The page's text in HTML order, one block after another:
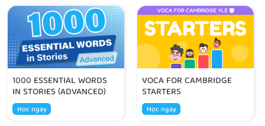
1000 ESSENTIAL WORDS
IN STORIES (ADVANCED)
Học ngay
VOCA FOR CAMBRIDGE
STARTERS
Học ngay